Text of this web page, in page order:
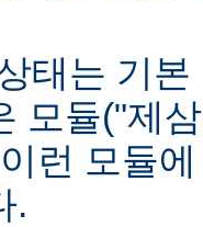
태는 기
모듈("제
런 모듈
.